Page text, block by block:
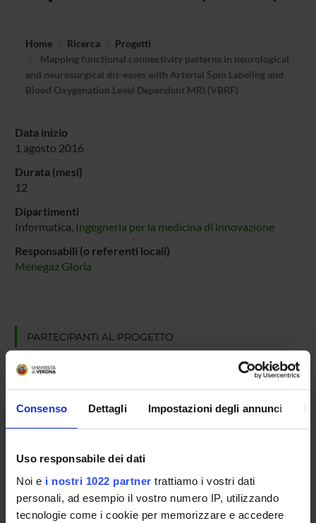
Consenso Dettagli Impostazioni degli annunci
Uso responsabile dei dati
Noi e i nostri 1022 partner trattiamo i vostri dati
personali, ad esempio il vostro numero IP, utilizzando
tecnologie come i cookie per memorizzare e accedere
Home Ricerca
Progetti
Mapping functional connectivity patterns in neurological
and neurosurgical dis-eases with Arterial Spin Labeling and
Blood Oxygenation Level Dependent MRI (VBRF)
Data inizio
1 agosto 2016
Durata (mesi)
12
Dipartimenti
Informatica, Ingegneria per la medicina di innovazione
Responsabili (o referenti locali)
Menegaz Gloria
PARTECIPANTI AL PROGETTO
Ilaria Boscolo Galazzo
Ricercatore a tempo determinato
Gloria Menegaz
Professore associato